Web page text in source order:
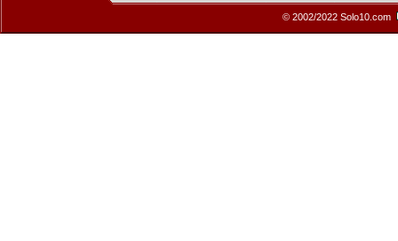
© 2002/2022 Solo10.com